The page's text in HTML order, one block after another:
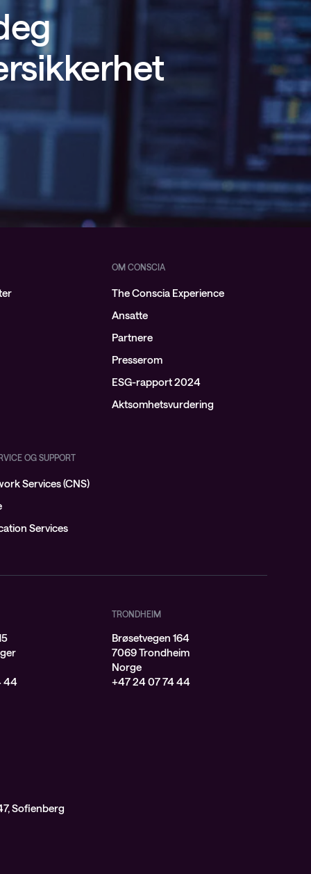
OM CONSCIA
The Conscia Experience
Ansatte
Partnere
Presserom
ESG-rapport 2024
Aktsomhetsvurdering
OG SUPPORT
Services (CNS)
Services
44
TRONDHEIM
Brøsetvegen 164
7069 Trondheim
Norge
+47 24 07 74 44
Sofienberg